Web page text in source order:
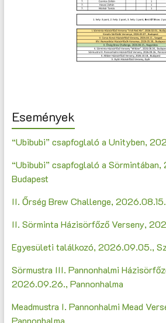
Események
“Ubibubi” csapfoglaló a Unityben,
“Ubibubi” csapfoglaló a
Budapest
II. Őrség Brew Challenge,
II. Sörminta Házisörfőző Verseny,
Egyesületi találkozó, 2026.09.05.,
Sörmustra III. Pannonhalmi
2026.09.26., Pannonhalma
Meadmustra I. Pannonhalmi Mead
Pannonhalma